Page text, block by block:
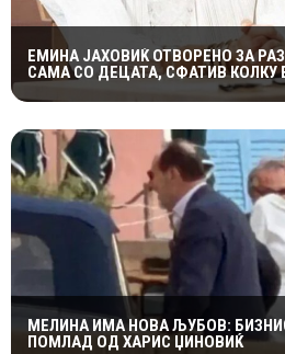
ЕМИНА ЈАХОВИЌ ОТВОРЕНО ЗА
САМА СО ДЕЦАТА, СФАТИВ КОЛКУ
МЕЛИНА ИМА НОВА ЉУБОВ:
ПОМЛАД ОД ХАРИС ЏИНОВИЌ